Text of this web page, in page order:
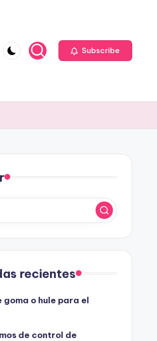
Subscribe
recientes
goma o hule para el
de control de